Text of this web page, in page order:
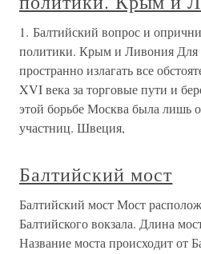
1. Балтийский вопрос и
политики. Крым и Ливония Для
пространно излагать все
XVI века за торговые пути и
этой борьбе Москва была лишь
участниц. Швеция,
Балтийский мост
Балтийский мост Мост
Балтийского вокзала. Длина
Название моста происходит от